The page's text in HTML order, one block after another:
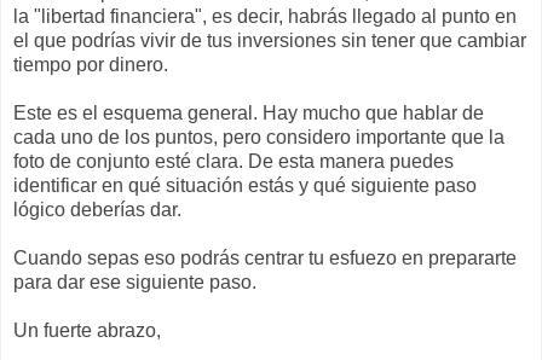
la "libertad financiera", es decir, habrás llegado al punto en
el que podrías vivir de tus inversiones sin tener que cambiar
tiempo por dinero.
Este es el esquema general. Hay mucho que hablar de
cada uno de los puntos, pero considero importante que la
foto de conjunto esté clara. De esta manera puedes
identificar en qué situación estás y qué siguiente paso
lógico deberías dar.
Cuando sepas eso podrás centrar tu esfuezo en prepararte
para dar ese siguiente paso.
Un fuerte abrazo,